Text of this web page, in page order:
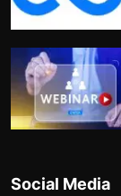
Social Media